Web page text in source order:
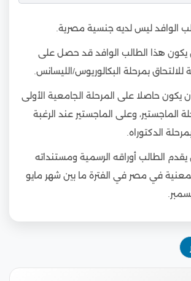
الوافد ليس لديه جنسية مصرية.
يكون هذا الطالب الوافد قد حصل على
للالتحاق بمرحلة البكالوريوس/الليسانس.
يكون حاصلا على المرحلة الجامعية الأولى
الماجستير، وعلى الماجستير عند الرغبة
الدكتوراه.
الطالب أوراقه الرسمية ومستنداته
في مصر في الفترة ما بين شهر مايو